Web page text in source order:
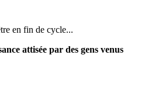
en fin de cycle...
attisée par des gens venus